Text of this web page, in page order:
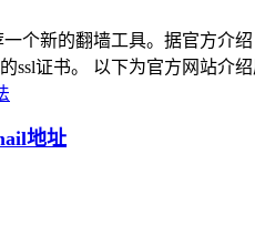
一个新的翻墙工具。据官方介
ssl证书。 以下为官方网站介
地址